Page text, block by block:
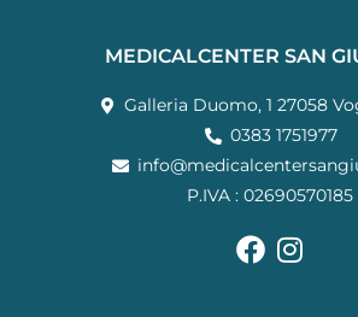
MEDICALCENTER SAN
Galleria Duomo, 1 27058
0383 1751977
P.IVA : 02690570185